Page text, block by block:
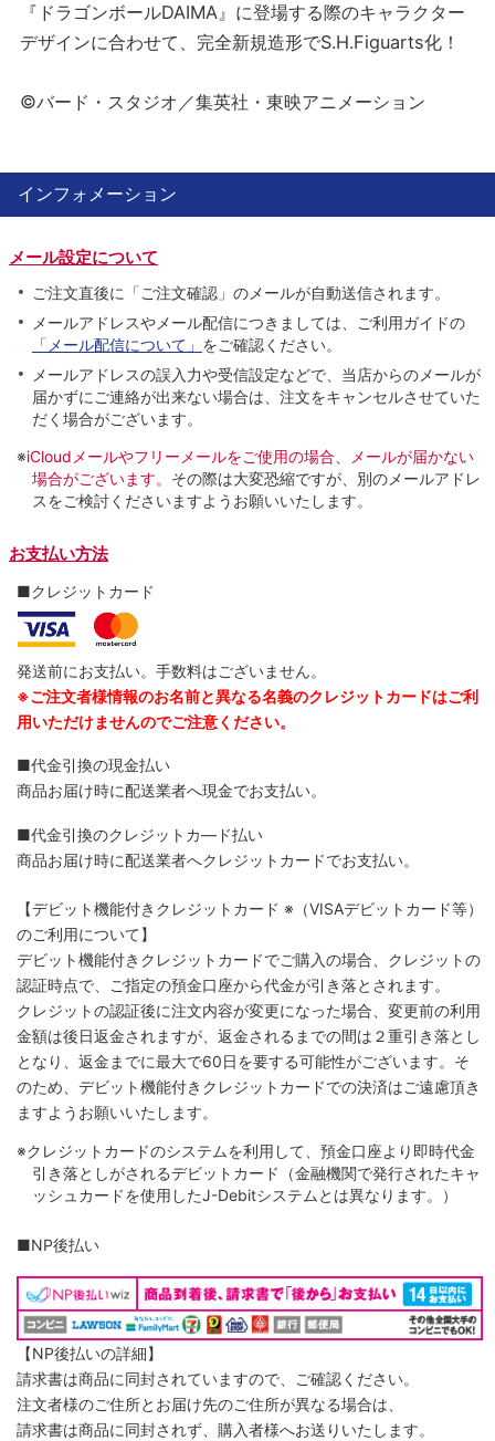
『ドラゴンボールDAIMA』に登場する際のキャラクター
デザインに合わせて、完全新規造形でS.H.Figuarts化！
©バード・スタジオ／集英社・東映アニメーション
インフォメーション
メール設定について
ご注文直後に「ご注文確認」のメールが自動送信されます。
メールアドレスやメール配信につきましては、ご利用ガイドの
「メール配信について」 をご確認ください。
メールアドレスの誤入力や受信設定などで、当店からのメールが
届かずにご連絡が出来ない場合は、注文をキャンセルさせていた
だく場合がございます。
※iCloudメールやフリーメールをご使用の場合、メールが届かない
場合がございます。 その際は大変恐縮ですが、別のメールアドレ
スをご検討くださいますようお願いいたします。
お支払い方法
■クレジットカード
発送前にお支払い。手数料はございません。
※ご注文者様情報のお名前と異なる名義のクレジットカードはご利
用いただけませんのでご注意ください。
■代金引換の現金払い
商品お届け時に配送業者へ現金でお支払い。
■代金引換のクレジットカ―ド払い
商品お届け時に配送業者へクレジットカードでお支払い。
【デビット機能付きクレジットカード ※（VISAデビットカード等）
のご利用について】
デビット機能付きクレジットカードでご購入の場合、クレジットの
認証時点で、ご指定の預金口座から代金が引き落とされます。
クレジットの認証後に注文内容が変更になった場合、変更前の利用
金額は後日返金されますが、返金されるまでの間は２重引き落とし
となり、返金までに最大で60日を要する可能性がございます。そ
のため、デビット機能付きクレジットカードでの決済はご遠慮頂き
ますようお願いいたします。
※クレジットカードのシステムを利用して、預金口座より即時代金
引き落としがされるデビットカード（金融機関で発行されたキャ
ッシュカードを使用したJ-Debitシステムとは異なります。）
■NP後払い
【NP後払いの詳細】
請求書は商品に同封されていますので、ご確認ください。
注文者様のご住所とお届け先のご住所が異なる場合は、
請求書は商品に同封されず、購入者様へお送りいたします。